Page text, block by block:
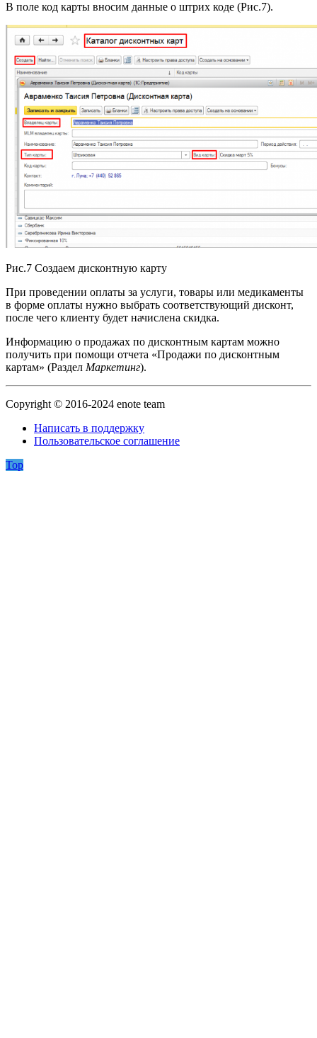
В поле код карты вносим данные о штрих коде (Рис.7).
Рис.7 Создаем дисконтную карту
При проведении оплаты за услуги, товары или медикаменты
в форме оплаты нужно выбрать соответствующий дисконт,
после чего клиенту будет начислена скидка.
Информацию о продажах по дисконтным картам можно
получить при помощи отчета «Продажи по дисконтным
картам» (Раздел Маркетинг).
Copyright © 2016-2024 enote team
Написать в поддержку
Пользовательское соглашение
Top